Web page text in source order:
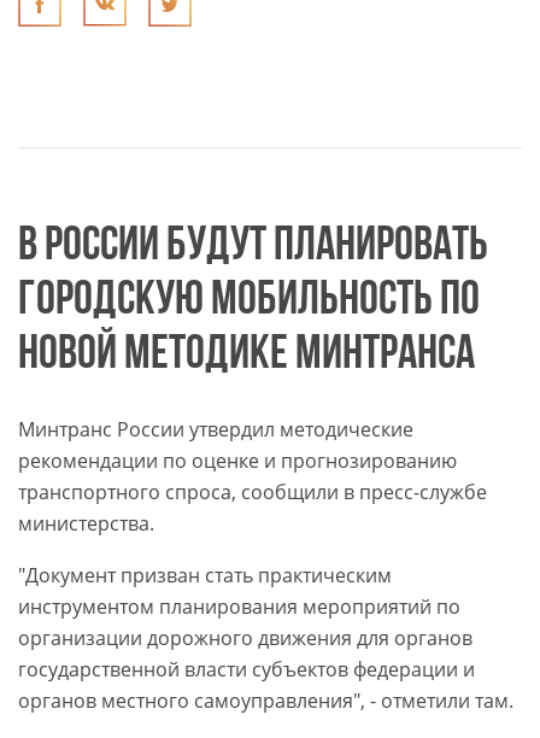
В РОССИИ БУДУТ ПЛАНИРОВАТЬ
ГОРОДСКУЮ МОБИЛЬНОСТЬ ПО
НОВОЙ МЕТОДИКЕ МИНТРАНСА
Минтранс России утвердил методические
рекомендации по оценке и прогнозированию
транспортного спроса, сообщили в пресс-службе
министерства.
"Документ призван стать практическим
инструментом планирования мероприятий по
организации дорожного движения для органов
государственной власти субъектов федерации и
органов местного самоуправления", - отметили там.